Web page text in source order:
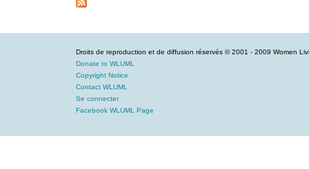
Droits de reproduction et de diffusion réservés © 2001 - 2009 Women
Donate to WLUML
Copyright Notice
Contact WLUML
Se connecter
Facebook WLUML Page